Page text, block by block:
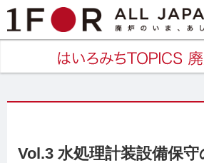
Vol.3 水処理計装設備保守